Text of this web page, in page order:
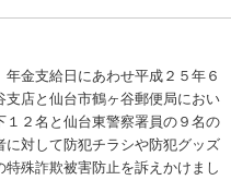
金支給日にあわせ平成２５年６
支店と仙台市鶴ヶ谷郵便局におい
２名と仙台東警察署員の９名の
対して防犯チラシや防犯グッズ
殊詐欺被害防止を訴えかけまし